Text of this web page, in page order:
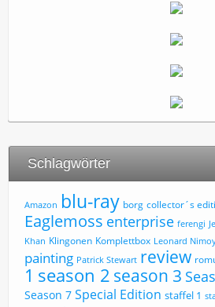
Schlagwörter
Amazon blu-ray borg collector´s
Eaglemoss enterprise ferengi
Khan Klingonen Komplettbox Leonard
painting Patrick Stewart review
1 season 2 season 3
Season 7 Special Edition staffel 1